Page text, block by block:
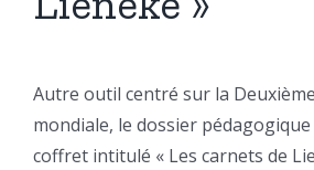
Autre outil centré sur la
mondiale, le dossier
coffret intitulé « Les carnets de